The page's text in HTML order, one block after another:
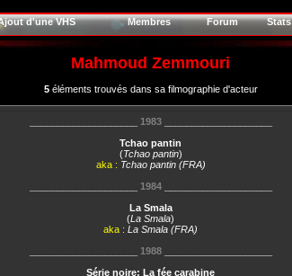
d'une VHS Membres Forum Stats
Mahmoud Zemmouri
5éléments trouvés dans sa filmographie d'acteur
1983____________________
Tchao pantin
(Tchao pantin)
aka : Tchao pantin (FRA)
1984____________________
La Smala
(La Smala)
aka : La Smala (FRA)
1988____________________
Série noire: La fée carabine